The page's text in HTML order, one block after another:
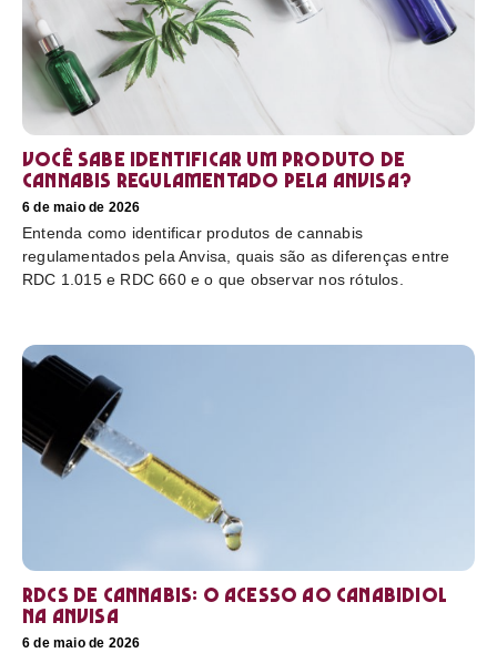
Você sabe identificar um produto de
cannabis regulamentado pela Anvisa?
6 de maio de 2026
Entenda como identificar produtos de cannabis
regulamentados pela Anvisa, quais são as diferenças entre
RDC 1.015 e RDC 660 e o que observar nos rótulos.
RDCs de cannabis: o acesso ao canabidiol
na Anvisa
6 de maio de 2026